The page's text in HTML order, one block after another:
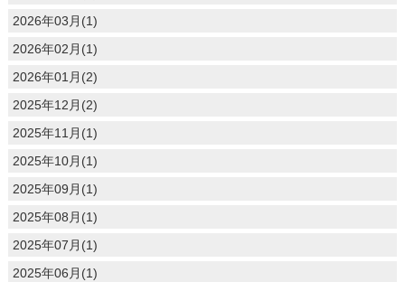
2026年03月(1)
2026年02月(1)
2026年01月(2)
2025年12月(2)
2025年11月(1)
2025年10月(1)
2025年09月(1)
2025年08月(1)
2025年07月(1)
2025年06月(1)